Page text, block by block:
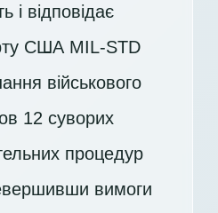
і відповідає
США MIL-STD
військового
12 суворих
процедур
вимоги